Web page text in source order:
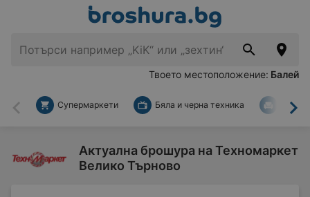
Твоето местоположение: Балей
Назад
Супермаркети Бяла и черна техника За
Актуална брошура на Техномаркет
Велико Търново